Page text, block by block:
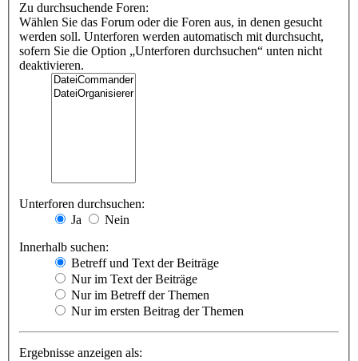
Zu durchsuchende Foren:
Wählen Sie das Forum oder die Foren aus, in denen gesucht
werden soll. Unterforen werden automatisch mit durchsucht,
sofern Sie die Option „Unterforen durchsuchen“ unten nicht
deaktivieren.
Unterforen durchsuchen:
Ja
Nein
Innerhalb suchen:
Betreff und Text der Beiträge
Nur im Text der Beiträge
Nur im Betreff der Themen
Nur im ersten Beitrag der Themen
Ergebnisse anzeigen als: